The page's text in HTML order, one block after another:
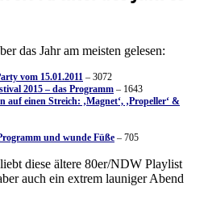
das Jahr am meisten gelesen:
vom 15.01.2011 – 3072
2015 – das Programm – 1643
auf einen Streich: ‚Magnet‘, ‚Propeller‘ &
und wunde Füße – 705
diese ältere 80er/NDW Playlist
auch ein extrem launiger Abend